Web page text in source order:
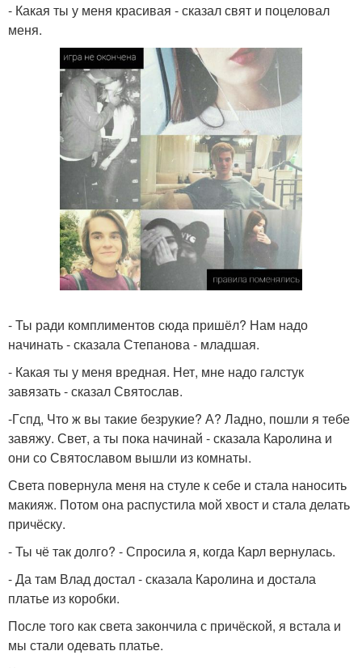
- Какая ты у меня красивая - сказал свят и поцеловал
меня.
- Ты ради комплиментов сюда пришёл? Нам надо
начинать - сказала Степанова - младшая.
- Какая ты у меня вредная. Нет, мне надо галстук
завязать - сказал Святослав.
-Гспд, Что ж вы такие безрукие? А? Ладно, пошли я тебе
завяжу. Свет, а ты пока начинай - сказала Каролина и
они со Святославом вышли из комнаты.
Света повернула меня на стуле к себе и стала наносить
макияж. Потом она распустила мой хвост и стала делать
причёску.
- Ты чё так долго? - Спросила я, когда Карл вернулась.
- Да там Влад достал - сказала Каролина и достала
платье из коробки.
После того как света закончила с причёской, я встала и
мы стали одевать платье.